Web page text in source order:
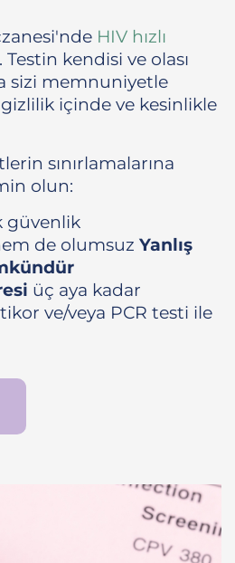
HIV hızlı
. Testin kendisi ve olası
sizi memnuniyetle
içinde ve kesinlikle
sınırlamalarına
olun:
güvenlik
de olumsuz Yanlış
üç aya kadar
ve/veya PCR testi ile